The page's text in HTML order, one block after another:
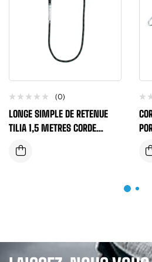
(0)
LONGE SIMPLE DE RETENUE
TILIA 1,5 METRES CORDE